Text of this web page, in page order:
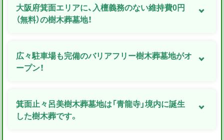
大阪府箕面エリアに、入檀義務のない維持費0円
（無料）の樹木葬墓地！
広々駐車場も完備のバリアフリー樹木葬墓地がオ
ープン！
箕面止々呂美樹木葬墓地は「青龍寺」境内に誕生
した樹木葬です。